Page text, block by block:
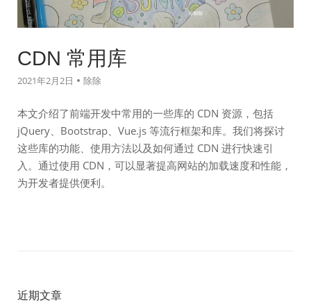
CDN 常用库
2021年2月2日 除除
本文介绍了前端开发中常用的一些库的 CDN 资源，包括
jQuery、Bootstrap、Vue.js 等流行框架和库。我们将探讨
这些库的功能、使用方法以及如何通过 CDN 进行快速引
入。通过使用 CDN，可以显著提高网站的加载速度和性能，
为开发者提供便利。
近期文章